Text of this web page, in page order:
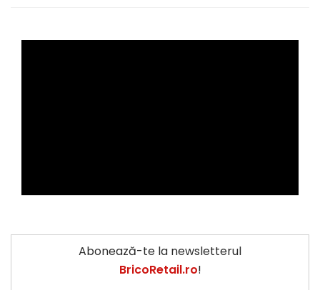
Abonează-te la newsletterul
BricoRetail.ro!